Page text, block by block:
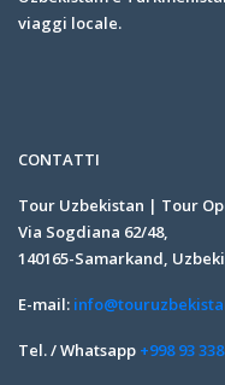
viaggi locale.
CONTATTI
Tour Uzbekistan | Tour
Via Sogdiana 62/48,
140165-Samarkand,
E-mail:
Tel. / Whatsapp +998 93